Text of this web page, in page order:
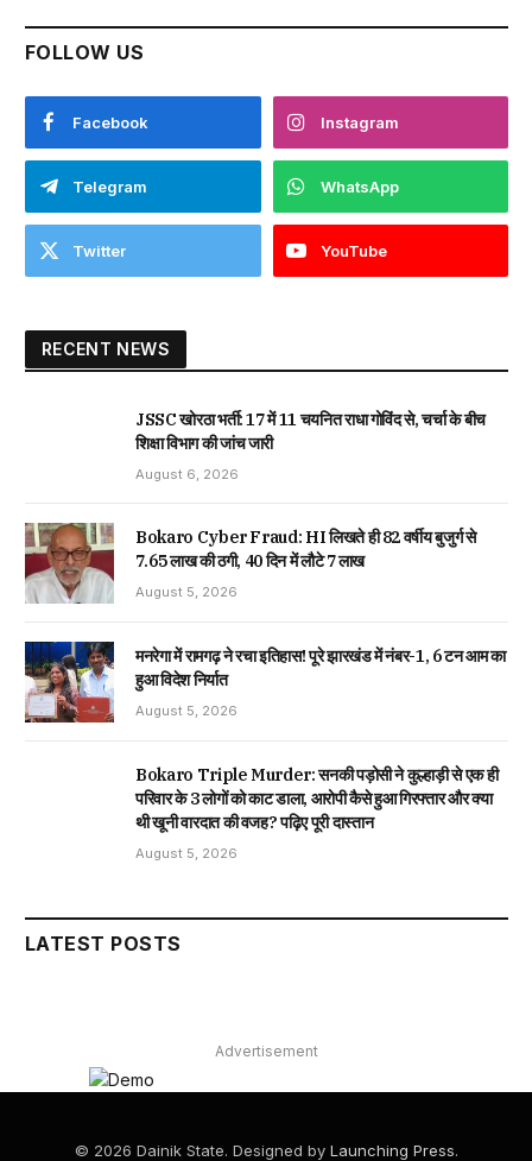
FOLLOW US
Facebook Instagram
Telegram WhatsApp
Twitter YouTube
RECENT NEWS
JSSC खोरठा भर्ती: 17 में 11 चयनित राधा गोविंद से, चर्चा के बीच
शिक्षा विभाग की जांच जारी
August 6, 2026
Bokaro Cyber Fraud: HI लिखते ही 82 वर्षीय बुजुर्ग से
₹7.65 लाख की ठगी, 40 दिन में लौटे ₹7 लाख
August 5, 2026
मनरेगा में रामगढ़ ने रचा इतिहास! पूरे झारखंड में नंबर-1, 6 टन आम का
हुआ विदेश निर्यात
August 5, 2026
Bokaro Triple Murder: सनकी पड़ोसी ने कुल्हाड़ी से एक ही
परिवार के 3 लोगों को काट डाला, आरोपी कैसे हुआ गिरफ्तार और क्या
थी खूनी वारदात की वजह? पढ़िए पूरी दास्तान
August 5, 2026
LATEST POSTS
Advertisement
© 2026 Dainik State. Designed by Launching Press.